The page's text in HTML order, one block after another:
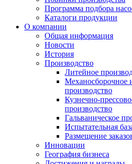
Программа подбора
Каталоги продукции
О компании
Общая информация
Новости
История
Производство
Литейное
Механосборочное
производство
Кузнечно-
производство
Гальваническое
Испытательная
Размещение
Инновации
География бизнеса